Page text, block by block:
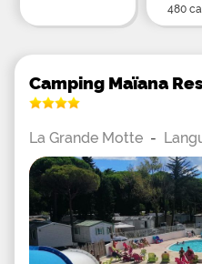
480
Camping Maïana
La Grande Motte -